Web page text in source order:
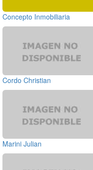
Concepto Inmobiliaria
Cordo Christian
Marini Julian